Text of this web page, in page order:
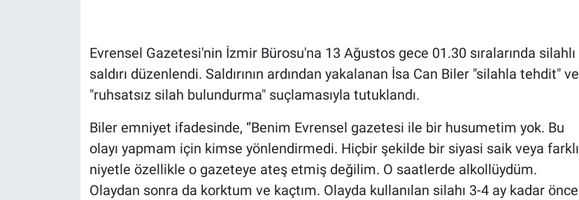
Evrensel Gazetesi'nin İzmir Bürosu'na 13 Ağustos gece 01.30 sıralarında silahlı
saldırı düzenlendi. Saldırının ardından yakalanan İsa Can Biler "silahla tehdit" ve
"ruhsatsız silah bulundurma" suçlamasıyla tutuklandı.
Biler emniyet ifadesinde, “Benim Evrensel gazetesi ile bir husumetim yok. Bu
olayı yapmam için kimse yönlendirmedi. Hiçbir şekilde bir siyasi saik veya farklı
niyetle özellikle o gazeteye ateş etmiş değilim. O saatlerde alkollüydüm.
Olaydan sonra da korktum ve kaçtım. Olayda kullanılan silahı 3-4 ay kadar önce
Gerçeğin İzinde
Gün Başlıyor